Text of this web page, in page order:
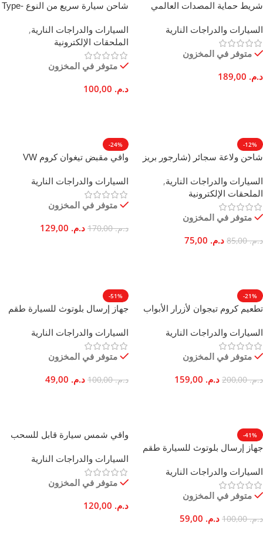
شريط حماية المصدات العالمي
السيارات والدراجات النارية
متوفر في المخزون
د.م.
شاحن سيارة سريع من النوع Type-
بقوة 20 واط بمنفذ مزدوج
السيارات والدراجات النارية,
الملحقات الإلكترونية
متوفر في المخزون
د.م.
-12%
شاحن ولاعة سجائر (شارجور بريز
واط ORYX أسود
السيارات والدراجات النارية,
الملحقات الإلكترونية
متوفر في المخزون
د.م.85,00 د.م.
-24%
واقي مقبض تيغوان كروم VW
السيارات والدراجات النارية
متوفر في المخزون
د.م.170,00 د.م.
-21%
تطعيم كروم تيجوان لأزرار الأبواب
السيارات والدراجات النارية
متوفر في المخزون
د.م.200,00 د.م.
-51%
جهاز إرسال بلوتوث للسيارة طقم
شاحن USB سريع
السيارات والدراجات النارية
متوفر في المخزون
د.م.100,00 د.م.
-41%
جهاز إرسال بلوتوث للسيارة طقم
السيارات والدراجات النارية
متوفر في المخزون
د.م.100,00 د.م.
واقي شمس سيارة قابل للسحب
وقابل للتعديل للزجاج الأمامي
السيارات والدراجات النارية
متوفر في المخزون
د.م.